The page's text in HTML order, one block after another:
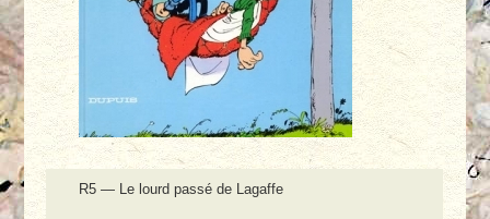
R5 — Le lourd passé de Lagaffe